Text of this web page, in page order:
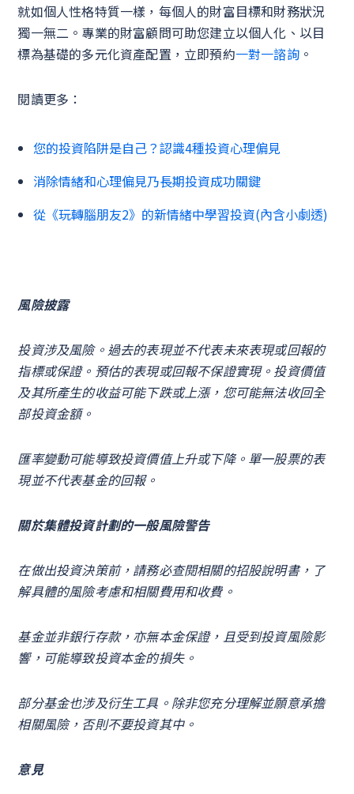
就如個人性格特質一樣，每個人的財富目標和財務狀況
獨一無二。專業的財富顧問可助您建立以個人化、以目
標為基礎的多元化資產配置，立即預約一對一諮詢。
閱讀更多：
您的投資陷阱是自己？認識4種投資心理偏見
消除情緒和心理偏見乃長期投資成功關鍵
從《玩轉腦朋友2》的新情緒中學習投資(內含小劇透)
風險披露
投資涉及風險。過去的表現並不代表未來表現或回報的
指標或保證。預估的表現或回報不保證實現。投資價值
及其所產生的收益可能下跌或上漲，您可能無法收回全
部投資金額。
匯率變動可能導致投資價值上升或下降。單一股票的表
現並不代表基金的回報。
關於集體投資計劃的一般風險警告
在做出投資決策前，請務必查閱相關的招股說明書，了
解具體的風險考慮和相關費用和收費。
基金並非銀行存款，亦無本金保證，且受到投資風險影
響，可能導致投資本金的損失。
部分基金也涉及衍生工具。除非您充分理解並願意承擔
相關風險，否則不要投資其中。
意見